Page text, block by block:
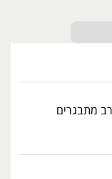
מתבגרים